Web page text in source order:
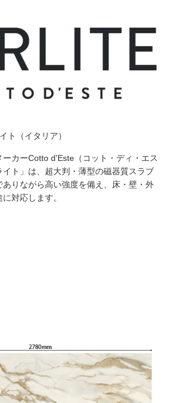
ト（イタリア）
カーCotto d'Este（コット・ディ・エス
ト」は、超大判・薄型の磁器質スラブ
ありながら高い強度を備え、床・壁・外
対応します。